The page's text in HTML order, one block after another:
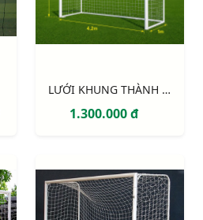
LƯỚI KHUNG THÀNH 7 NGƯỜI 4,2M x 2,2M (NEW)
1.300.000 đ